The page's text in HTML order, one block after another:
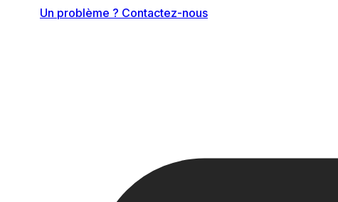
Un problème ? Contactez-nous